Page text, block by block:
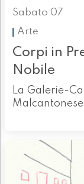
Sabato 07
Arte
Corpi in
Nobile
La Galerie-
Malcantonese